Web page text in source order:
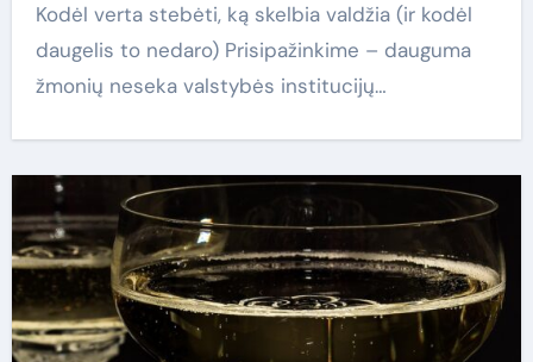
Kodėl verta stebėti, ką skelbia valdžia (ir kodėl
daugelis to nedaro) Prisipažinkime – dauguma
žmonių neseka valstybės institucijų…